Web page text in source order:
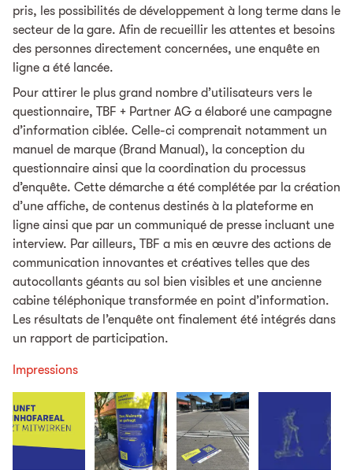
pris, les possibilités de développement à long terme dans le
secteur de la gare. Afin de recueillir les attentes et besoins
des personnes directement concernées, une enquête en
ligne a été lancée.
Pour attirer le plus grand nombre d’utilisateurs vers le
questionnaire, TBF + Partner AG a élaboré une campagne
d’information ciblée. Celle-ci comprenait notamment un
manuel de marque (Brand Manual), la conception du
questionnaire ainsi que la coordination du processus
d’enquête. Cette démarche a été complétée par la création
d’une affiche, de contenus destinés à la plateforme en
ligne ainsi que par un communiqué de presse incluant une
interview. Par ailleurs, TBF a mis en œuvre des actions de
communication innovantes et créatives telles que des
autocollants géants au sol bien visibles et une ancienne
cabine téléphonique transformée en point d’information.
Les résultats de l’enquête ont finalement été intégrés dans
un rapport de participation.
Impressions